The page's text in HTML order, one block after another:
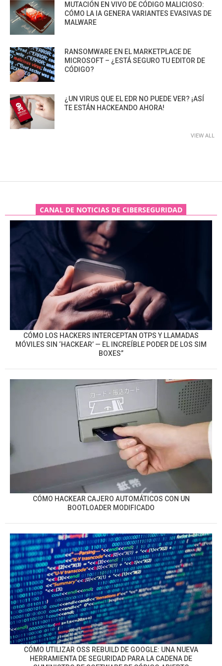
MUTACIÓN EN VIVO DE CÓDIGO MALICIOSO:
CÓMO LA IA GENERA VARIANTES EVASIVAS DE
MALWARE
RANSOMWARE EN EL MARKETPLACE DE
MICROSOFT – ¿ESTÁ SEGURO TU EDITOR DE
CÓDIGO?
¿UN VIRUS QUE EL EDR NO PUEDE VER? ¡ASÍ
TE ESTÁN HACKEANDO AHORA!
VIEW ALL
CANAL DE NOTICIAS DE CIBERSEGURIDAD
CÓMO LOS HACKERS INTERCEPTAN OTPS Y LLAMADAS
MÓVILES SIN ‘HACKEAR’ — EL INCREÍBLE PODER DE LOS SIM
BOXES”
CÓMO HACKEAR CAJERO AUTOMÁTICOS CON UN
BOOTLOADER MODIFICADO
CÓMO UTILIZAR OSS REBUILD DE GOOGLE: UNA NUEVA
HERRAMIENTA DE SEGURIDAD PARA LA CADENA DE